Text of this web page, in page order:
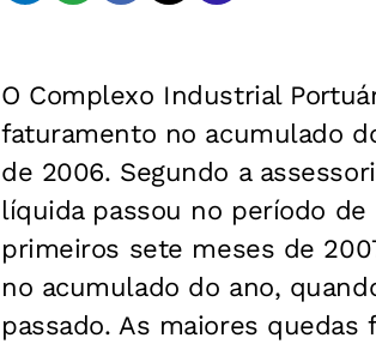
O Complexo Industrial
faturamento no acumulado
de 2006. Segundo a
líquida passou no período de
primeiros sete meses de
no acumulado do ano,
passado. As maiores